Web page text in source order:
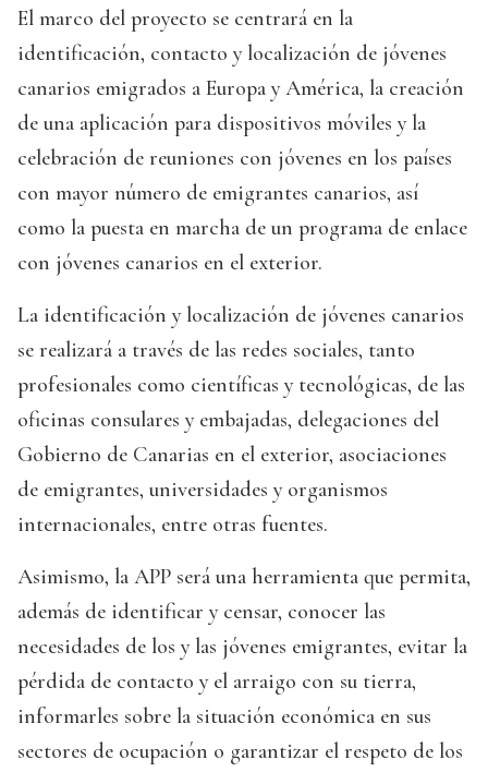
El marco del proyecto se centrará en la
identificación, contacto y localización de jóvenes
canarios emigrados a Europa y América, la creación
de una aplicación para dispositivos móviles y la
celebración de reuniones con jóvenes en los países
con mayor número de emigrantes canarios, así
como la puesta en marcha de un programa de enlace
con jóvenes canarios en el exterior.
La identificación y localización de jóvenes canarios
se realizará a través de las redes sociales, tanto
profesionales como científicas y tecnológicas, de las
oficinas consulares y embajadas, delegaciones del
Gobierno de Canarias en el exterior, asociaciones
de emigrantes, universidades y organismos
internacionales, entre otras fuentes.
Asimismo, la APP será una herramienta que permita,
además de identificar y censar, conocer las
necesidades de los y las jóvenes emigrantes, evitar la
pérdida de contacto y el arraigo con su tierra,
informarles sobre la situación económica en sus
sectores de ocupación o garantizar el respeto de los